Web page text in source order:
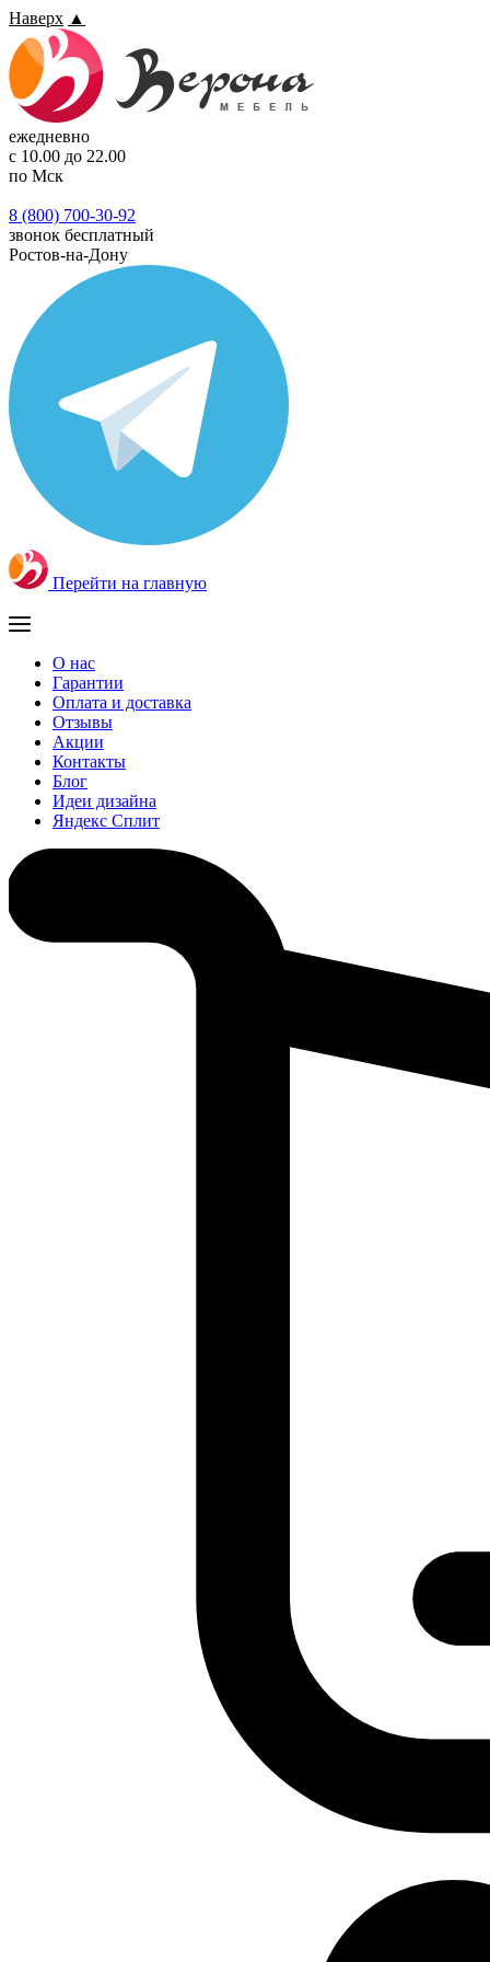
Наверх ▲
ежедневно
с 10.00 до 22.00
по Мск
8 (800) 700-30-92
звонок бесплатный
Ростов-на-Дону
Перейти на главную
О нас
Гарантии
Оплата и доставка
Отзывы
Акции
Контакты
Блог
Идеи дизайна
Яндекс Сплит